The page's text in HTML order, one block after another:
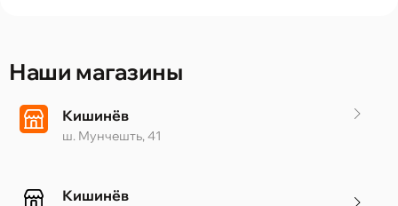
Наши магазины
Кишинёв
ш. Мунчешть, 41
Кишинёв